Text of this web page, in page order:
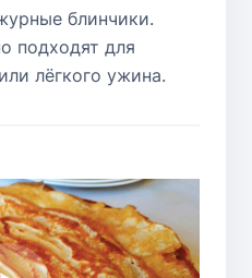
блинчики.
подходят для
лёгкого ужина.